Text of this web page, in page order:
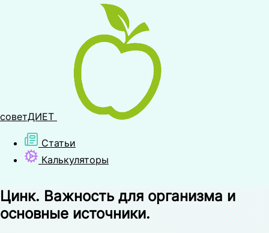
советДИЕТ
Статьи
Калькуляторы
Цинк. Важность для организма и
основные источники.